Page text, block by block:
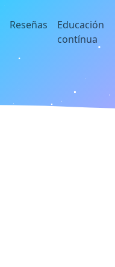
Reseñas
Educación
contínua